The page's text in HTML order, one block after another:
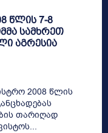
წლის 7-8
სამხრეთ
აგრესია
2008 წლის
თარიღად